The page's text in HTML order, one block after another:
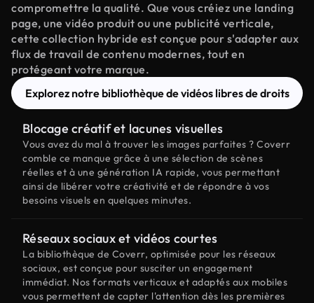
compromettre la qualité. Que vous créiez une landing
page, une vidéo produit ou une publicité verticale,
cette collection hybride est conçue pour s'adapter aux
flux de travail de contenu modernes, tout en
protégeant votre marque.
Explorez notre bibliothèque de vidéos libres de droits
Blocage créatif et lacunes visuelles
Vous avez du mal à trouver les images parfaites ? Coverr
comble ce manque grâce à une sélection de scènes
réelles et à une génération IA rapide, vous permettant
ainsi de libérer votre créativité et de répondre à vos
besoins visuels en quelques minutes.
Réseaux sociaux et vidéos courtes
La bibliothèque de Coverr, optimisée pour les réseaux
sociaux, est conçue pour susciter un engagement
immédiat. Nos formats verticaux et adaptés aux mobiles
vous permettent de capter l'attention dès les premières